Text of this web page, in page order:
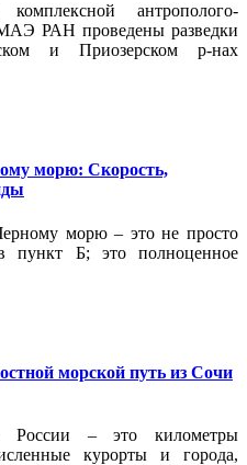
антрополого-
РАН проведены разведки
и Приозерском р-нах
морю: Скорость,
морю – это не просто
пункт Б; это полноценное
морской путь из Сочи
России – это километры
курорты и города,